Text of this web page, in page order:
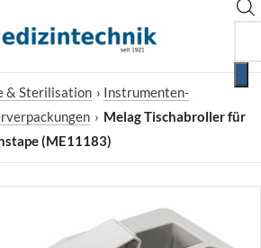
& Sterilisation › Instrumenten-
› Melag Tischabroller für
(ME11183)